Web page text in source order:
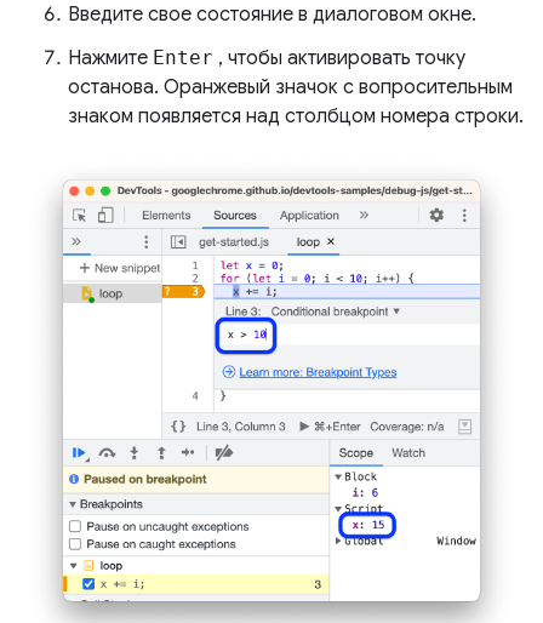
Введите свое состояние в диалоговом окне.
Нажмите Enter , чтобы активировать точку
останова. Оранжевый значок с вопросительным
знаком появляется над столбцом номера строки.